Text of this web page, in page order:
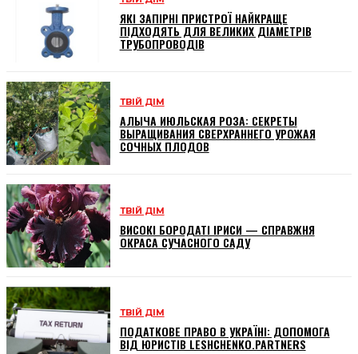
ЯКІ ЗАПІРНІ ПРИСТРОЇ НАЙКРАЩЕ
ПІДХОДЯТЬ ДЛЯ ВЕЛИКИХ ДІАМЕТРІВ
ТРУБОПРОВОДІВ
ТВІЙ ДІМ
АЛЫЧА ИЮЛЬСКАЯ РОЗА: СЕКРЕТЫ
ВЫРАЩИВАНИЯ СВЕРХРАННЕГО УРОЖАЯ
СОЧНЫХ ПЛОДОВ
ТВІЙ ДІМ
ВИСОКІ БОРОДАТІ ІРИСИ — СПРАВЖНЯ
ОКРАСА СУЧАСНОГО САДУ
ТВІЙ ДІМ
ПОДАТКОВЕ ПРАВО В УКРАЇНІ: ДОПОМОГА
ВІД ЮРИСТІВ LESHCHENKO.PARTNERS